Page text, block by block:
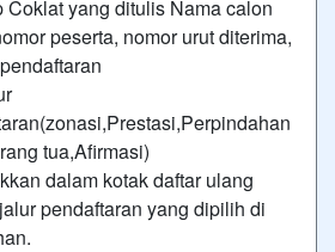
Coklat yang ditulis Nama calon
peserta, nomor urut diterima,
tua,Afirmasi)
dalam kotak daftar ulang
pendaftaran yang dipilih di